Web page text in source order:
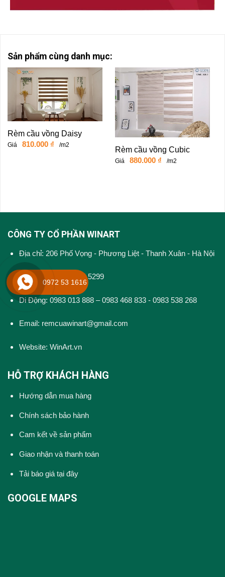
Sản phẩm cùng danh mục:
Rèm cầu vồng Daisy
Giá 810.000 ₫ /m2
Rèm cầu vồng Cubic
Giá 880.000 ₫ /m2
CÔNG TY CỔ PHẦN WINART
Địa chỉ: 206 Phố Vọng - Phương Liệt - Thanh Xuân - Hà Nội
Điện thoại: 024 3202 5299
Di Động: 0983 013 888 – 0983 468 833 - 0983 538 268
Email: remcuawinart@gmail.com
Website: WinArt.vn
HỖ TRỢ KHÁCH HÀNG
Hướng dẫn mua hàng
Chính sách bảo hành
Cam kết về sản phẩm
Giao nhận và thanh toán
Tải báo giá tại đây
GOOGLE MAPS
0972 53 1616